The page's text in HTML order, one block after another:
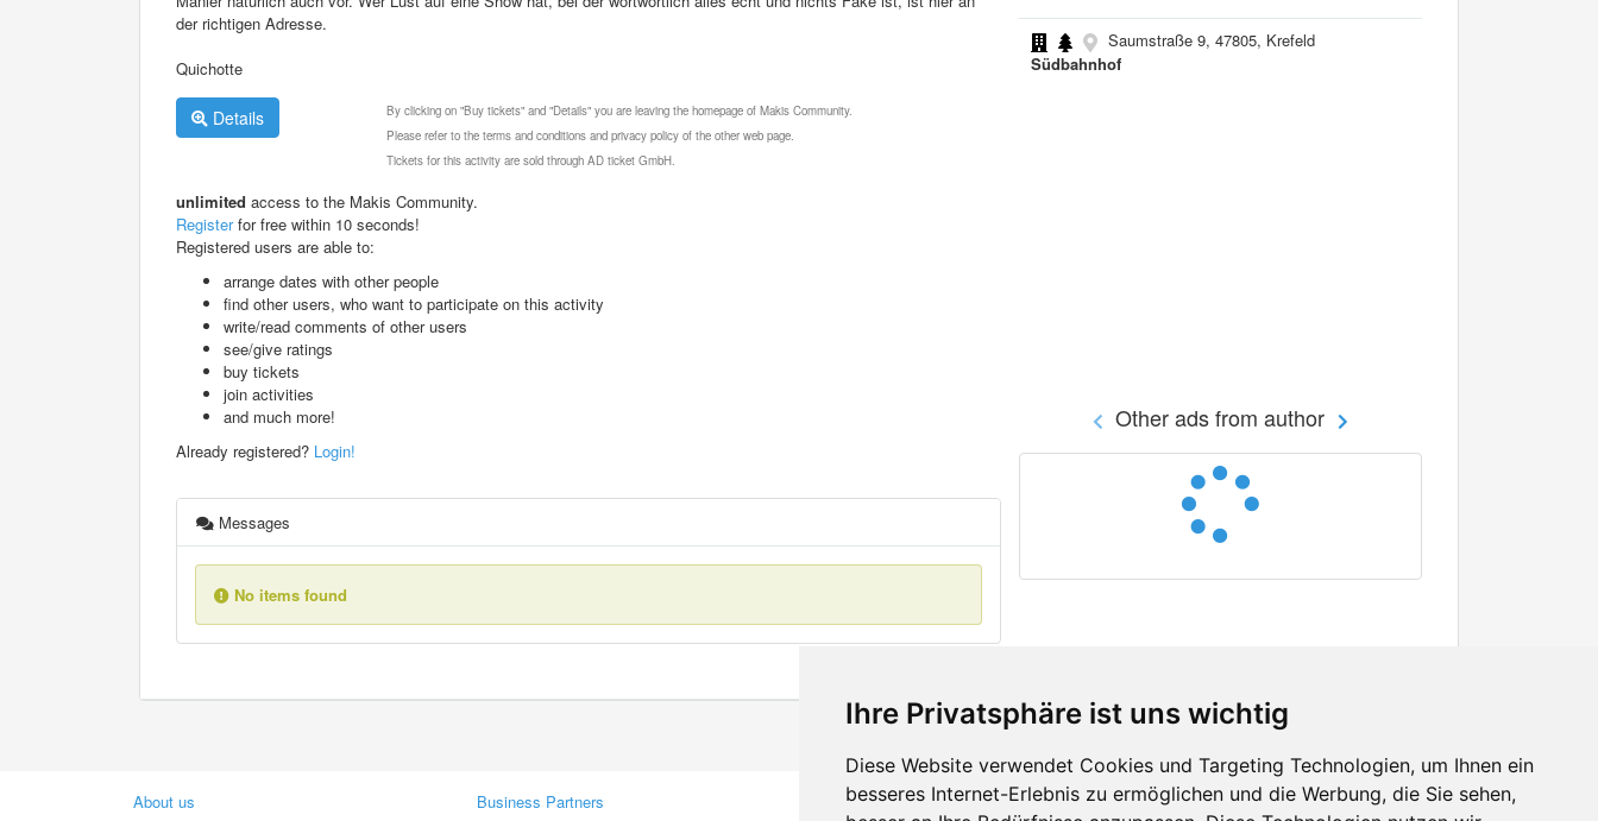
Ihre Privatsphäre ist uns wichtig
Diese Website verwendet Cookies und Targeting Technologien, um Ihnen ein
besseres Internet-Erlebnis zu ermöglichen und die Werbung, die Sie sehen,
der richtigen Adresse.
Quichotte
Details
By clicking on "Buy tickets" and "Details" you are leaving the homepage of Makis Community.
Please refer to the terms and conditions and privacy policy of the other web page.
Tickets for this activity are sold through AD ticket GmbH.
unlimited access to the Makis Community.
Registerfor free within 10 seconds!
Registered users are able to:
arrange dates with other people
find other users, who want to participate on this activity
write/read comments of other users
see/give ratings
buy tickets
join activities
and much more!
Already registered? Login!
Messages
No items found
Saumstraße 9, 47805, Krefeld
Südbahnhof
Other ads from author
About us Business Partners Contacts Facebook